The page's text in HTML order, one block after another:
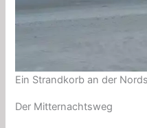
Ein Strandkorb an der
Der Mitternachtsweg